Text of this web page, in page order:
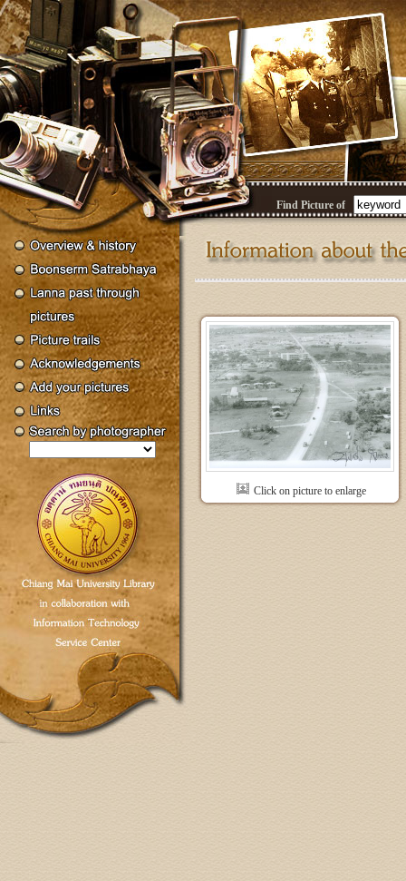
Find Picture of
Click on picture to enlarge